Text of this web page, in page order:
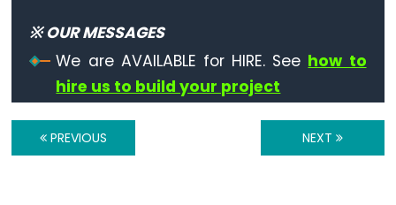
digitalRead()
digitalWrite()
pinMode()
※ OUR MESSAGES
We are AVAILABLE for HIRE. See how to
hire us to build your project
PREVIOUS NEXT